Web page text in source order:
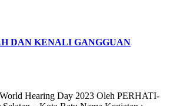
DAN KENALI GANGGUAN
Hearing Day 2023 Oleh PERHATI-